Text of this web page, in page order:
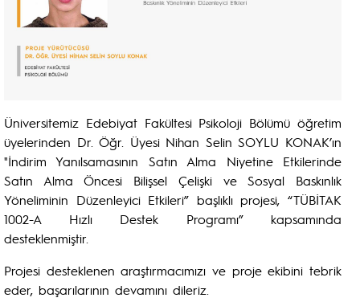
Üniversitemiz Edebiyat Fakültesi Psikoloji Bölümü öğretim
üyelerinden Dr. Öğr. Üyesi Nihan Selin SOYLU KONAK’ın
"İndirim Yanılsamasının Satın Alma Niyetine Etkilerinde
Satın Alma Öncesi Bilişsel Çelişki ve Sosyal Baskınlık
Yöneliminin Düzenleyici Etkileri” başlıklı projesi, “TÜBİTAK
1002-A Hızlı Destek Programı” kapsamında
desteklenmiştir.
Projesi desteklenen araştırmacımızı ve proje ekibini tebrik
eder, başarılarının devamını dileriz.